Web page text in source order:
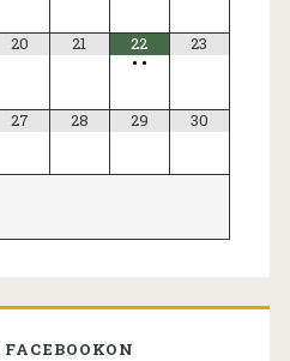
20 21
22
• •
23
27 28 29 30